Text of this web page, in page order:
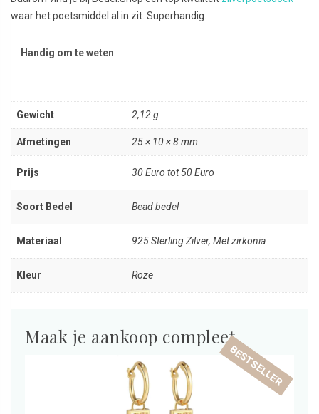
waar het poetsmiddel al in zit. Superhandig.
Handig om te weten
Gewicht 2,12 g
Afmetingen 25 × 10 × 8 mm
Prijs 30 Euro tot 50 Euro
Soort Bedel Bead bedel
Materiaal 925 Sterling Zilver, Met zirkonia
Kleur Roze
Maak je aankoop compleet
BESTSELLER